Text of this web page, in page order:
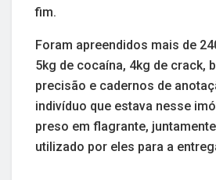
fim.
Foram apreendidos mais de
5kg de cocaína, 4kg de crack,
precisão e cadernos de
indivíduo que estava nesse
preso em flagrante,
utilizado por eles para a